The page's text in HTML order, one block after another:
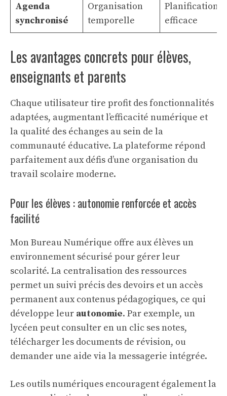
Agenda
synchronisé
Organisation
temporelle
Planification
efficace
Les avantages concrets pour élèves,
enseignants et parents
Chaque utilisateur tire profit des fonctionnalités
adaptées, augmentant l’efficacité numérique et
la qualité des échanges au sein de la
communauté éducative. La plateforme répond
parfaitement aux défis d’une organisation du
travail scolaire moderne.
Pour les élèves : autonomie renforcée et accès
facilité
Mon Bureau Numérique offre aux élèves un
environnement sécurisé pour gérer leur
scolarité. La centralisation des ressources
permet un suivi précis des devoirs et un accès
permanent aux contenus pédagogiques, ce qui
développe leur autonomie. Par exemple, un
lycéen peut consulter en un clic ses notes,
télécharger les documents de révision, ou
demander une aide via la messagerie intégrée.
Les outils numériques encouragent également la